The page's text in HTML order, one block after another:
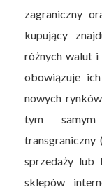
zagraniczny
kupujący
różnych walut i
obowiązuje
nowych
tym samym
transgraniczny
sprzedaży lub
sklepów